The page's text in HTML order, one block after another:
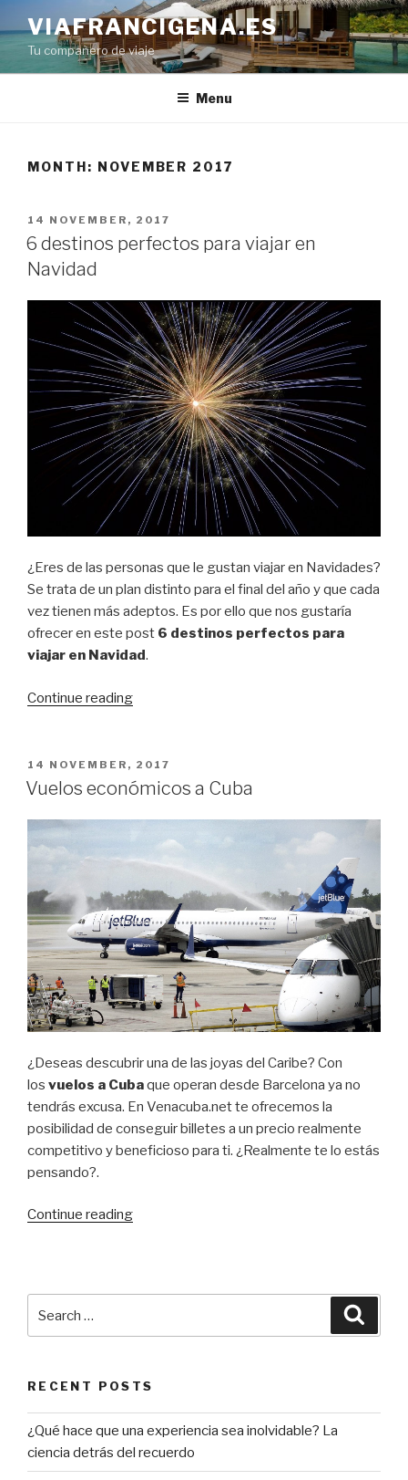
to
content
VIAFRANCIGENA.ES
Tu compañero de viaje
Menu
MONTH: NOVEMBER 2017
POSTED
ON
14 NOVEMBER, 2017
6 destinos perfectos para viajar en
Navidad
¿Eres de las personas que le gustan viajar en Navidades?
Se trata de un plan distinto para el final del año y que cada
vez tienen más adeptos. Es por ello que nos gustaría
ofrecer en este post 6 destinos perfectos para
viajar en Navidad.
Continue reading“6
para
viajar
POSTED
ON
14 NOVEMBER, 2017
Vuelos económicos a Cuba
¿Deseas descubrir una de las joyas del Caribe? Con
los vuelos a Cubaque operan desde Barcelona ya no
tendrás excusa. En Venacuba.net te ofrecemos la
posibilidad de conseguir billetes a un precio realmente
competitivo y beneficioso para ti. ¿Realmente te lo estás
pensando?.
Continue reading“Vuelos
RECENT POSTS
¿Qué hace que una experiencia sea inolvidable? La
ciencia detrás del recuerdo